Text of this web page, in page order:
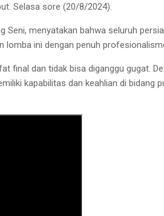
Selasa sore (20/8/2024).
Seni, menyatakan bahwa seluruh
lomba ini dengan penuh
final dan tidak bisa diganggu gugat.
kapabilitas dan keahlian di bidang